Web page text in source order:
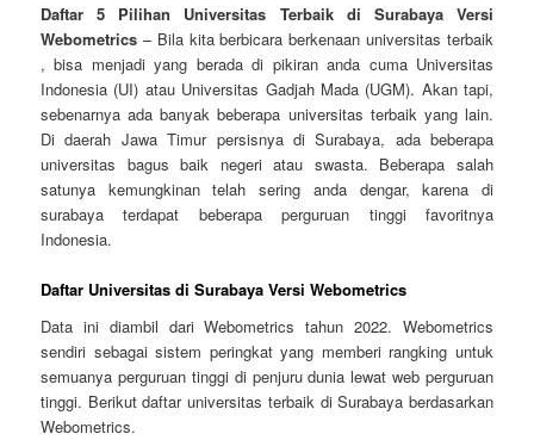
Daftar 5 Pilihan Universitas Terbaik di Surabaya Versi
Webometrics – Bila kita berbicara berkenaan universitas terbaik
, bisa menjadi yang berada di pikiran anda cuma Universitas
Indonesia (UI) atau Universitas Gadjah Mada (UGM). Akan tapi,
sebenarnya ada banyak beberapa universitas terbaik yang lain.
Di daerah Jawa Timur persisnya di Surabaya, ada beberapa
universitas bagus baik negeri atau swasta. Beberapa salah
satunya kemungkinan telah sering anda dengar, karena di
surabaya terdapat beberapa perguruan tinggi favoritnya
Indonesia.
Daftar Universitas di Surabaya Versi Webometrics
Data ini diambil dari Webometrics tahun 2022. Webometrics
sendiri sebagai sistem peringkat yang memberi rangking untuk
semuanya perguruan tinggi di penjuru dunia lewat web perguruan
tinggi. Berikut daftar universitas terbaik di Surabaya berdasarkan
Webometrics.